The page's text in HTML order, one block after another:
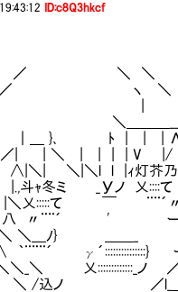
ID:c8Q3hkcf
＼
＼
__
え？ 近衛
| V |/ | |
灯芥乃Υ 个
ノ 乂::::て |
¨¨´〃 /／ ＼ |
' ー彳＼ ＼
} ＿＿_ |ﾉ
ー
ノ ／
/込ノ ／l_